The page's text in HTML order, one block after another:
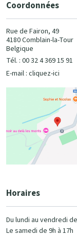
Coordonnées
Rue de Fairon, 49
4180 Comblain-la-Tour
Belgique
Tél. : 00 32 4 369 15 91
E-mail : cliquez-ici
Horaires
Du lundi au vendredi
Le samedi de 9h à 17h